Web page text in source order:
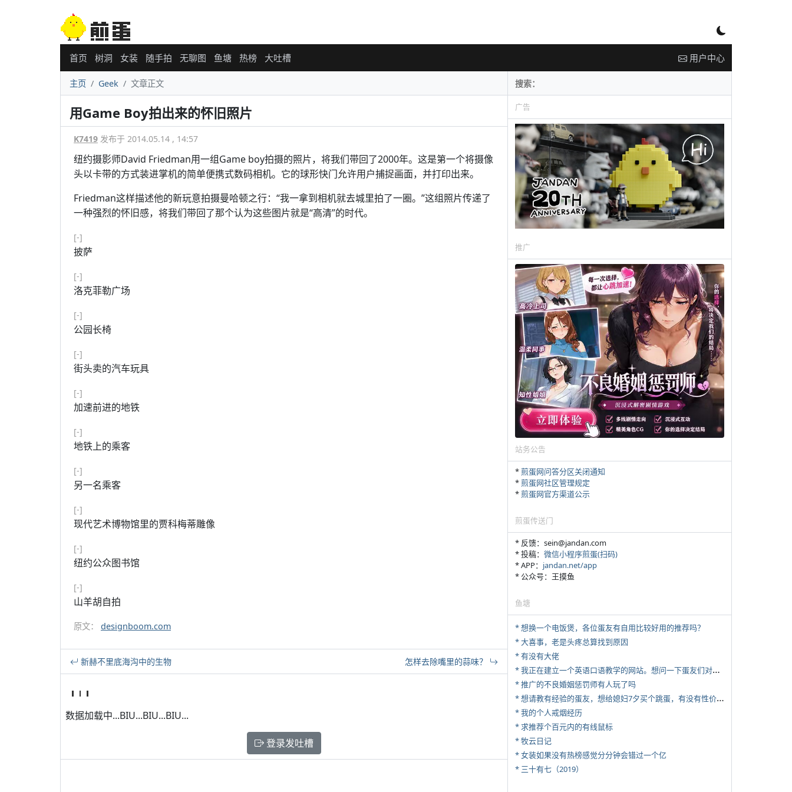
首页 树洞 女装 随手拍 无聊图 鱼塘 热榜 大吐槽 用户中心
主页 Geek 文章正文
用Game Boy拍出来的怀旧照片
K7419 发布于 2014.05.14 , 14:57
纽约摄影师David Friedman用一组Game boy拍摄的照片，将我们带回了2000年。这是第一个将摄像
头以卡带的方式装进掌机的简单便携式数码相机。它的球形快门允许用户捕捉画面，并打印出来。
Friedman这样描述他的新玩意拍摄曼哈顿之行：“我一拿到相机就去城里拍了一圈。”这组照片传递了
一种强烈的怀旧感，将我们带回了那个认为这些图片就是“高清”的时代。
[-]
披萨
[-]
洛克菲勒广场
[-]
公园长椅
[-]
街头卖的汽车玩具
[-]
加速前进的地铁
[-]
地铁上的乘客
[-]
另一名乘客
[-]
现代艺术博物馆里的贾科梅蒂雕像
[-]
纽约公众图书馆
[-]
山羊胡自拍
原文： designboom.com
新赫不里底海沟中的生物 怎样去除嘴里的蒜味？
数据加载中...BIU...BIU...BIU...
登录发吐槽
广告
推广
站务公告
*煎蛋网问答分区关闭通知
*煎蛋网社区管理规定
*煎蛋网官方渠道公示
煎蛋传送门
* 反馈：sein@jandan.com
* 投稿： 微信小程序煎蛋(扫码)
* APP： jandan.net/app
* 公众号：王摸鱼
鱼塘
* 想换一个电饭煲，各位蛋友有自用比较好用的推荐吗？
* 大喜事，老是头疼总算找到原因
* 有没有大佬
*
我正在建立一个英语口语教学的网站。想问一下蛋友们对这类教学机构或网站的痛点。
* 推广的不良婚姻惩罚师有人玩了吗
*
想请教有经验的蛋友，想给媳妇7夕买个跳蛋，有没有性价比高的推荐
* 我的个人戒烟经历
* 求推荐个百元内的有线鼠标
* 牧云日记
* 女装如果没有热榜感觉分分钟会错过一个亿
* 三十有七（2019）